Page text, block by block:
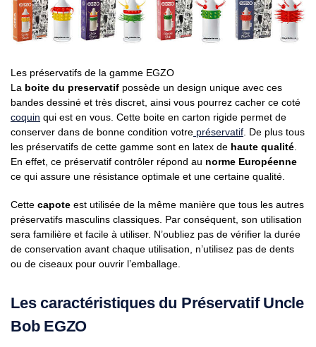
Les préservatifs de la gamme EGZO
La boite du preservatif possède un design unique avec ces
bandes dessiné et très discret, ainsi vous pourrez cacher ce coté
coquin qui est en vous. Cette boite en carton rigide permet de
conserver dans de bonne condition votre préservatif . De plus tous
les préservatifs de cette gamme sont en latex de haute qualité
En effet, ce préservatif contrôler répond au norme Européenne
ce qui assure une résistance optimale et une certaine qualité.
Cette capote est utilisée de la même manière que tous les autres
préservatifs masculins classiques. Par conséquent, son utilisation
sera familière et facile à utiliser. N’oubliez pas de vérifier la durée
de conservation avant chaque utilisation, n’utilisez pas de dents
ou de ciseaux pour ouvrir l’emballage.
Les caractéristiques du Préservatif Uncle
Bob EGZO